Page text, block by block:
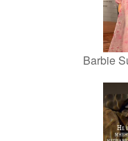
Barbie